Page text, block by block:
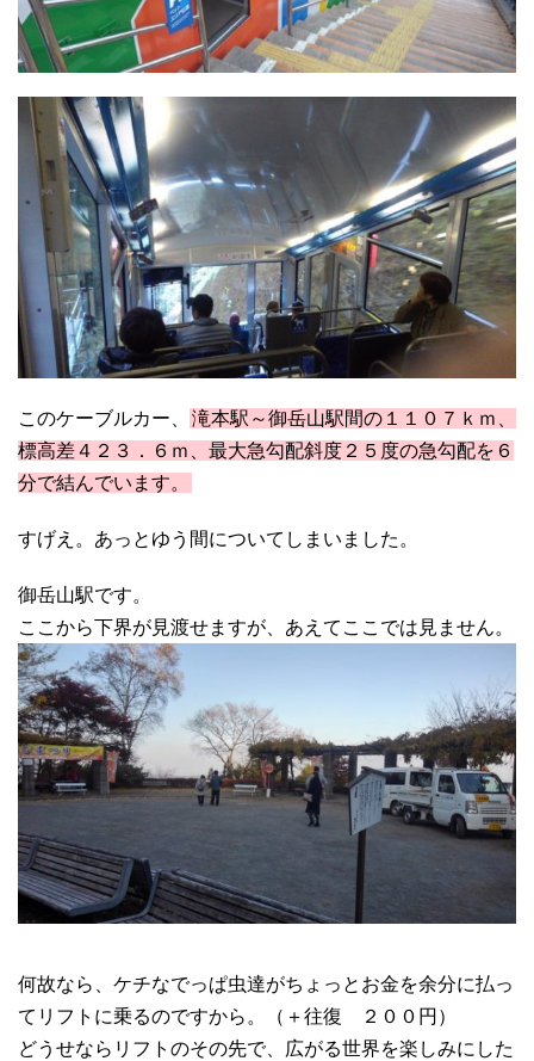
このケーブルカー、
滝本駅～御岳山駅間の１１０７ｋｍ、
標高差４２３．６ｍ、最大急勾配斜度２５度の急勾配を６
分で結んでいます。
すげえ。あっとゆう間についてしまいました。
御岳山駅です。
ここから下界が見渡せますが、あえてここでは見ません。
何故なら、ケチなでっぱ虫達がちょっとお金を余分に払っ
てリフトに乗るのですから。（＋往復 ２００円）
どうせならリフトのその先で、広がる世界を楽しみにした